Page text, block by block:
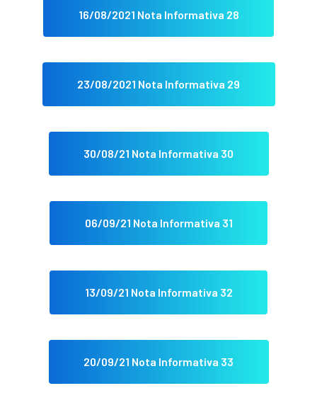
16/08/2021 Nota Informativa 28
23/08/2021 Nota Informativa 29
30/08/21 Nota Informativa 30
06/09/21 Nota Informativa 31
13/09/21 Nota Informativa 32
20/09/21 Nota Informativa 33